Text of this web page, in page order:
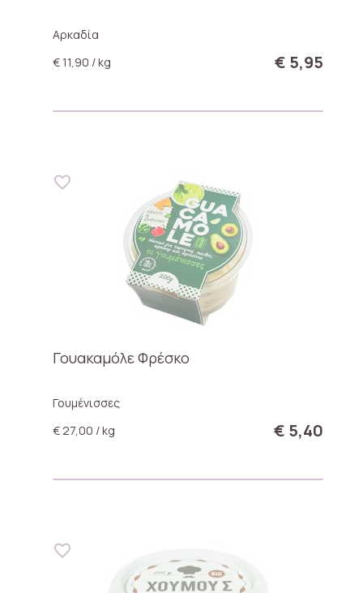
Αρκαδία
€ 11,90 / kg
€ 5,95
Γουακαμόλε Φρέσκο
Γουμένισσες
€ 27,00 / kg
€ 5,40